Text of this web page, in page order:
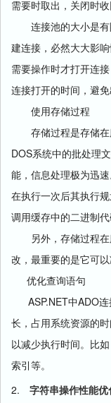
需要时取出，关闭时
连接池的大小是有
建连接，必然大大影
需要操作时才打开连
连接打开的时间，避
使用存储过程
存储过程是存储在
DOS系统中的批处理
能，信息处理极为迅
在执行一次后其执行
调用缓存中的二进制代
另外，存储过程在
改，最重要的是它可
优化查询语句
ASP.NET中ADO连
长，占用系统资源的
以减少执行时间。比
索引等。
2.
字符串操作性能优